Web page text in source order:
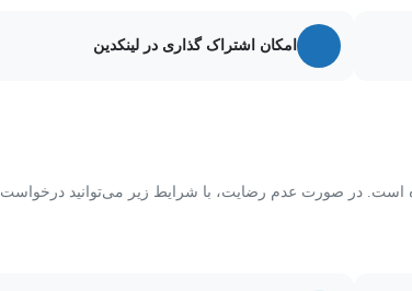
و کنکور سراسری
امکان اشتراک گذاری در لینکدین
در صورت عدم رضایت، با شرایط زیر می‌توانید درخواست